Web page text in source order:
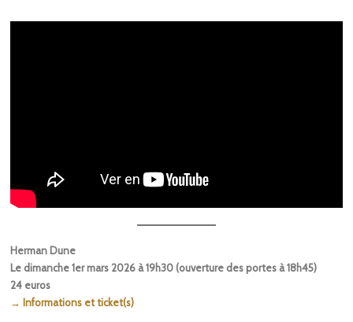
Herman Dune
Le dimanche 1er mars 2026 à 19h30 (ouverture des portes à 18h45)
24 euros
→ Informations et ticket(s)